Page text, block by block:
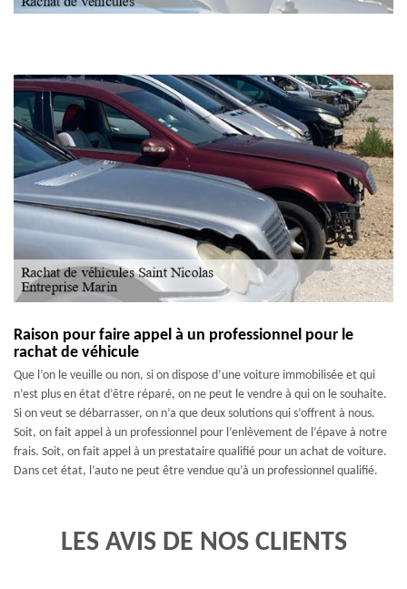
Raison pour faire appel à un professionnel pour le
rachat de véhicule
Que l’on le veuille ou non, si on dispose d’une voiture immobilisée et qui
n’est plus en état d’être réparé, on ne peut le vendre à qui on le souhaite.
Si on veut se débarrasser, on n’a que deux solutions qui s’offrent à nous.
Soit, on fait appel à un professionnel pour l’enlèvement de l’épave à notre
frais. Soit, on fait appel à un prestataire qualifié pour un achat de voiture.
Dans cet état, l’auto ne peut être vendue qu’à un professionnel qualifié.
LES AVIS DE NOS CLIENTS